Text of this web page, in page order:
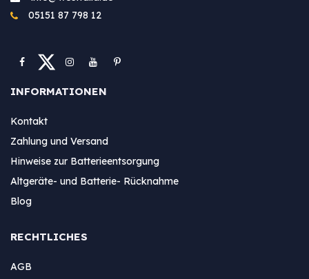
05151 87 798 12
INFORMATIONEN
Kontakt
Zahlung und Versand
Hinweise zur Batterieentsorgung
Altgeräte- und Batterie- Rücknahme
Blog
RECHTLICHES
AGB